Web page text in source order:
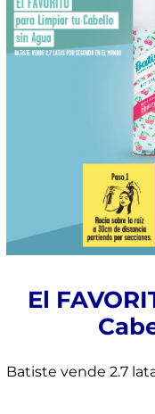
El
Batiste vende 2.7